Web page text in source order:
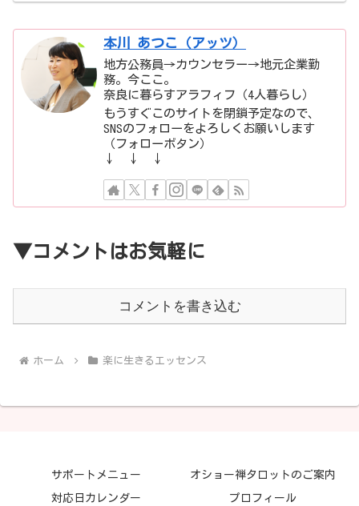
本川 あつこ（アッツ）
地方公務員→カウンセラー→地元企業勤
務。今ここ。
奈良に暮らすアラフィフ（4人暮らし）
もうすぐこのサイトを閉鎖予定なので、
SNSのフォローをよろしくお願いします
（フォローボタン）
↓ ↓ ↓
▼コメントはお気軽に
コメントを書き込む
ホーム 楽に生きるエッセンス
サポートメニュー オショー禅タロットのご案内
対応日カレンダー プロフィール